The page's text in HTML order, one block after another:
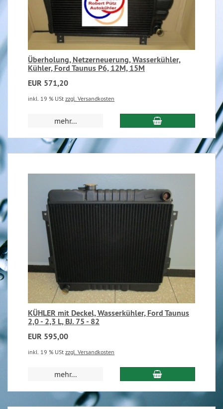
Überholung, Netzerneuerung, Wasserkühler,
Kühler, Ford Taunus P6, 12M, 15M
EUR 571,20
inkl. 19 % USt zzgl. Versandkosten
mehr...
KÜHLER mit Deckel, Wasserkühler, Ford Taunus
2,0 - 2,3 L, BJ. 75 - 82
EUR 595,00
inkl. 19 % USt zzgl. Versandkosten
mehr...